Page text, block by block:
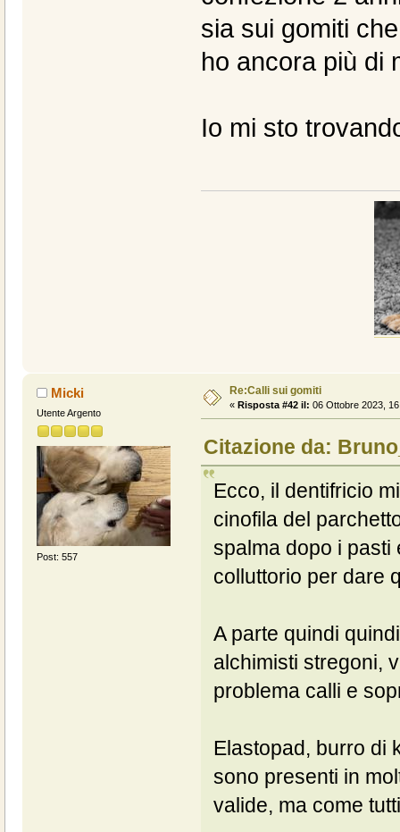
sia sui gomiti
ho ancora più
Io mi sto
Micki
Utente Argento
Post: 557
Re:Calli sui gomiti
« Risposta #42 il: 06 Ottobre 2023,
Citazione da:
Ecco, il dentifricio
cinofila del
spalma dopo i pasti
colluttorio per dare
A parte quindi
alchimisti stregoni,
problema calli e
Elastopad, burro di
sono presenti in
valide, ma come